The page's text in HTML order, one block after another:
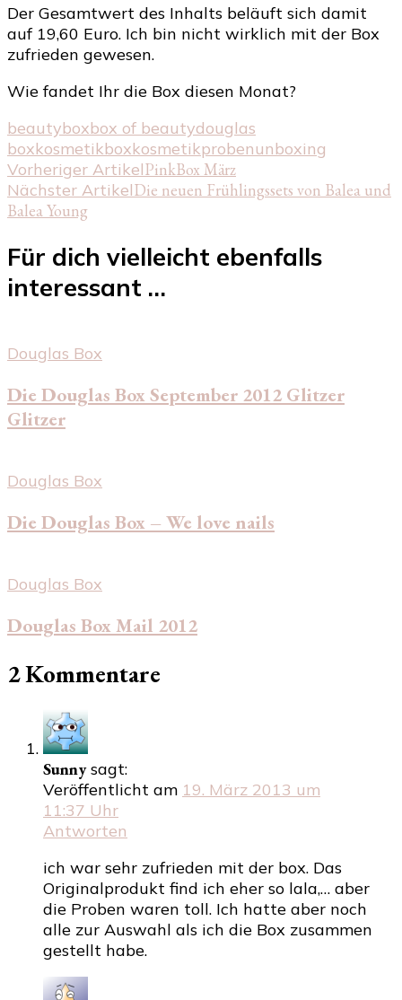
Der Gesamtwert des Inhalts beläuft sich damit
auf 19,60 Euro. Ich bin nicht wirklich mit der Box
zufrieden gewesen.
Wie fandet Ihr die Box diesen Monat?
beautyboxbox of beautydouglas
boxkosmetikboxkosmetikprobenunboxing
Beitragsnavigation
Vorheriger ArtikelPinkBox März
Nächster ArtikelDie neuen Frühlingssets von Balea und
Balea Young
Für dich vielleicht ebenfalls
interessant …
Douglas Box
Die Douglas Box September 2012 Glitzer
Glitzer
Douglas Box
Die Douglas Box – We love nails
Douglas Box
Douglas Box Mail 2012
2 Kommentare
Sunny sagt:
Veröffentlicht am 19. März 2013 um
11:37 Uhr
Antworten
ich war sehr zufrieden mit der box. Das
Originalprodukt find ich eher so lala,… aber
die Proben waren toll. Ich hatte aber noch
alle zur Auswahl als ich die Box zusammen
gestellt habe.